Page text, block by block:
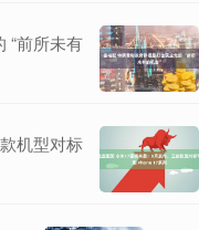
“前所未有
机型对标